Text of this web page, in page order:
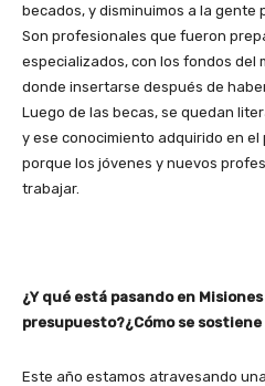
becados, y disminuimos a la gente
Son profesionales que fueron
especializados, con los fondos del
donde insertarse después de
Luego de las becas, se quedan
y ese conocimiento adquirido en el
porque los jóvenes y nuevos
trabajar.
¿Y qué está pasando en
presupuesto?¿Cómo se
Este año estamos atravesando